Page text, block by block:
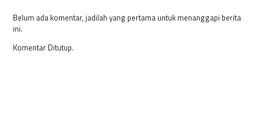
Belum ada komentar, jadilah yang pertama untuk menanggapi berita
ini.
Komentar Ditutup.